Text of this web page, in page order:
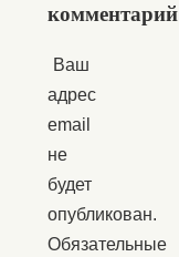
комментарий
Ваш
адрес
email
не
будет
опубликован.
Обязательные